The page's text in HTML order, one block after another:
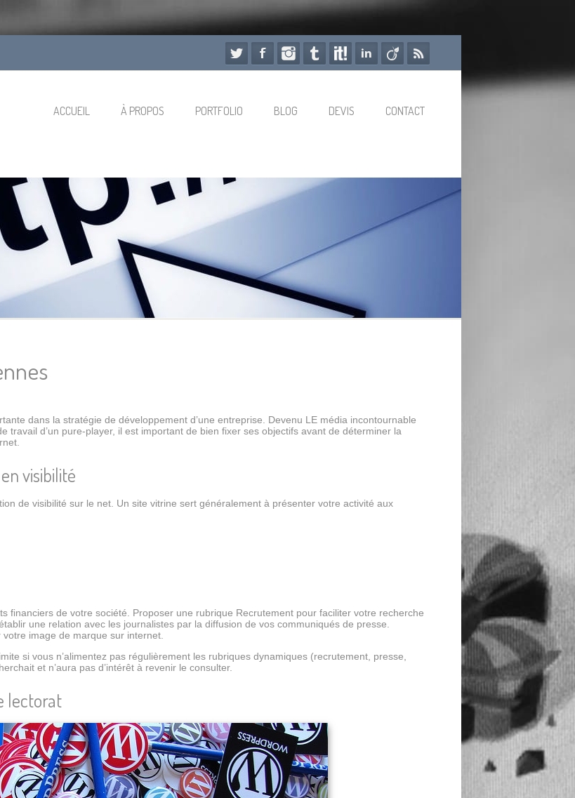
ACCUEIL À PROPOS PORTFOLIO BLOG DEVIS CONTACT
dans la stratégie de développement d’une entreprise. Devenu LE média incontournable
travail d’un pure-player, il est important de bien fixer ses objectifs avant de déterminer la
visibilité
de visibilité sur le net. Un site vitrine sert généralement à présenter votre activité aux
financiers de votre société. Proposer une rubrique Recrutement pour faciliter votre recherche
une relation avec les journalistes par la diffusion de vos communiqués de presse.
image de marque sur internet.
si vous n’alimentez pas régulièrement les rubriques dynamiques (recrutement, presse,
et n’aura pas d’intérêt à revenir le consulter.
lectorat